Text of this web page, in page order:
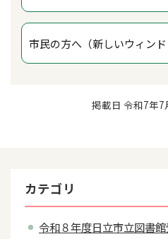
市民の方へ（新しいウィンド
掲載日 令和7年7
カテゴリ
令和８年度日立市立図書